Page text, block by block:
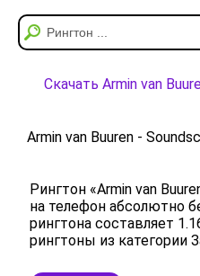
Скачать Armin van
Armin van Buuren -
Рингтон «Armin van
на телефон абсолютно
рингтона составляет
рингтоны из категории